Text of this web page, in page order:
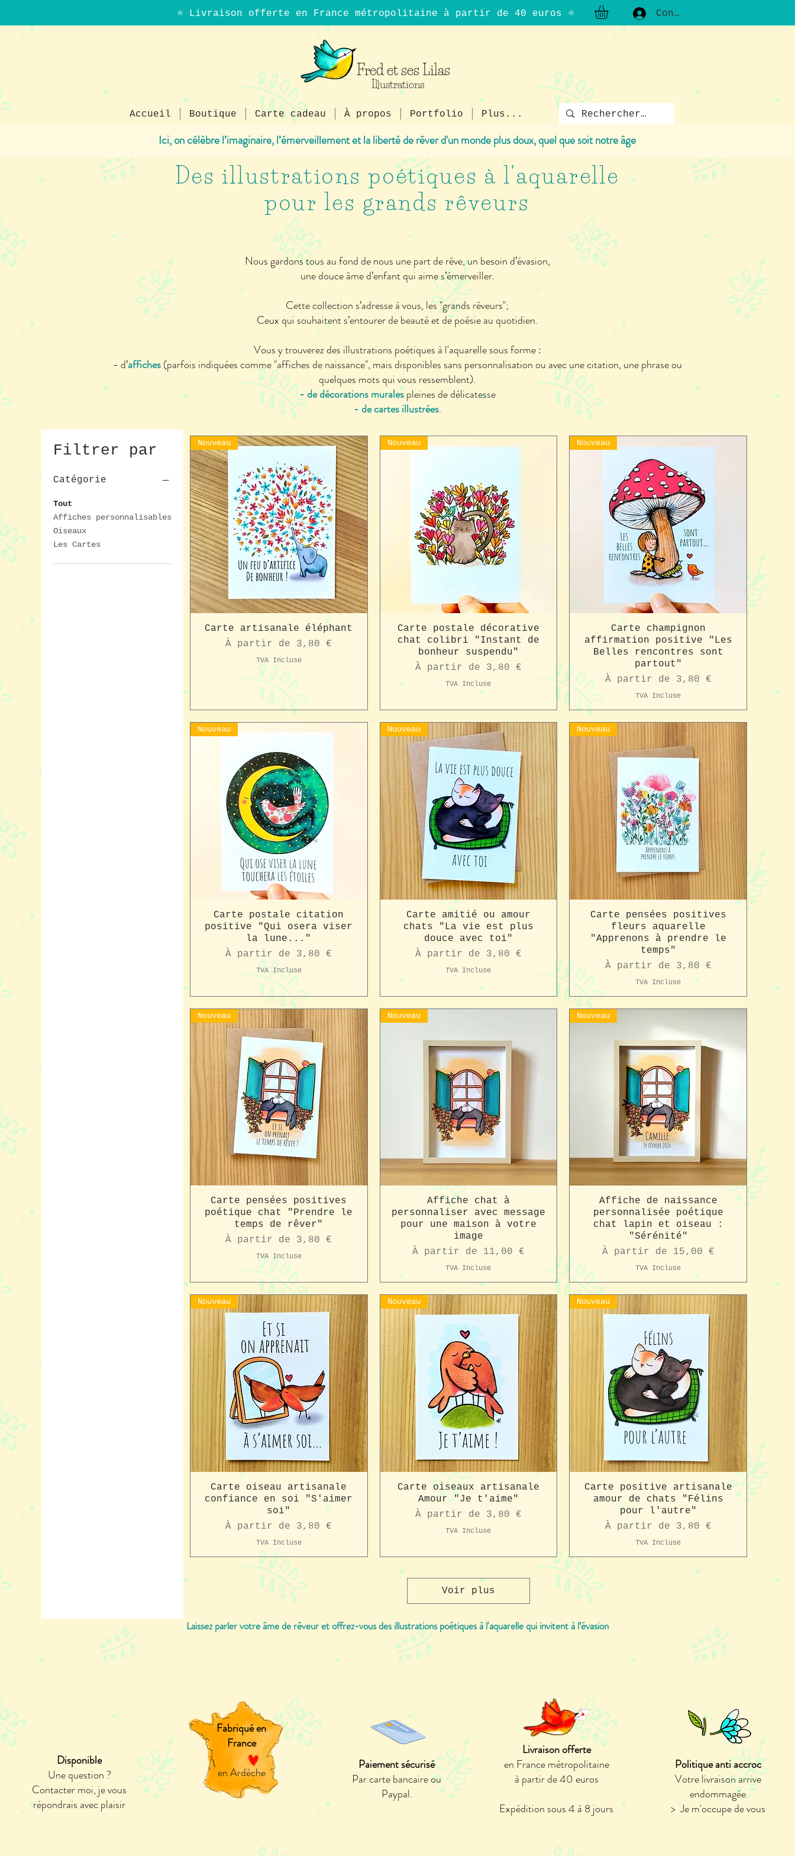
⭐ Livraison offerte en France métropolitaine à partir de 40 euros ⭐ Connexion
Fred et ses Lilas
Illustrations
Accueil Boutique Carte cadeau À propos Portfolio Plus...
Ici, on célèbre l’imaginaire, l’émerveillement et la liberté de rêver d'un monde plus doux, quel que soit notre âge
Des illustrations poétiques à l'aquarelle
pour les grands rêveurs
Nous gardons tous au fond de nous une part de rêve, un besoin d’évasion,
une douce âme d’enfant qui aime s’émerveiller.
Cette collection s’adresse à vous, les "grands rêveurs";
Ceux qui souhaitent s’entourer de beauté et de poésie au quotidien.
Vous y trouverez des illustrations poétiques à l'aquarelle sous forme :
- d’affiches(parfois indiquées comme "affiches de naissance", mais disponibles sans personnalisation ou avec une citation, une phrase ou
quelques mots qui vous ressemblent).
- de décorations muralespleines de délicatesse
- de cartes illustrées.
Filtrer par
Catégorie
Tout
Affiches personnalisables
Oiseaux
Les Cartes
Nouveau
Carte artisanale éléphant
À partir de 3,80 €
Prix promotionnel
TVA Incluse
Nouveau
Carte postale décorative
chat colibri "Instant de
bonheur suspendu"
À partir de 3,80 €
Prix promotionnel
TVA Incluse
Nouveau
Carte champignon
affirmation positive "Les
Belles rencontres sont
partout"
À partir de 3,80 €
Prix promotionnel
TVA Incluse
Nouveau
Carte postale citation
positive "Qui osera viser
la lune..."
À partir de 3,80 €
Prix promotionnel
TVA Incluse
Nouveau
Carte amitié ou amour
chats "La vie est plus
douce avec toi"
À partir de 3,80 €
Prix promotionnel
TVA Incluse
Nouveau
Carte pensées positives
fleurs aquarelle
"Apprenons à prendre le
temps"
À partir de 3,80 €
Prix promotionnel
TVA Incluse
Nouveau
Carte pensées positives
poétique chat "Prendre le
temps de rêver"
À partir de 3,80 €
Prix promotionnel
TVA Incluse
Nouveau
Affiche chat à
personnaliser avec message
pour une maison à votre
image
À partir de 11,00 €
Prix promotionnel
TVA Incluse
Nouveau
Affiche de naissance
personnalisée poétique
chat lapin et oiseau :
"Sérénité"
À partir de 15,00 €
Prix promotionnel
TVA Incluse
Nouveau
Carte oiseau artisanale
confiance en soi "S'aimer
soi"
À partir de 3,80 €
Prix promotionnel
TVA Incluse
Nouveau
Carte oiseaux artisanale
Amour "Je t'aime"
À partir de 3,80 €
Prix promotionnel
TVA Incluse
Nouveau
Carte positive artisanale
amour de chats "Félins
pour l'autre"
À partir de 3,80 €
Prix promotionnel
TVA Incluse
Voir plus
Laissez parler votre âme de rêveur et offrez-vous des illustrations poétiques à l'aquarelle qui invitent à l’évasion
Disponible
Une question ?
Contacter moi, je vous
répondrais avec plaisir
Fabriqué en
France
en Ardèche
Paiement sécurisé
Par carte bancaire ou
Paypal.
Livraison offerte
en France métropolitaine
à partir de 40 euros
Expédition sous 4 à 8 jours
Politique anti accroc
Votre livraison arrive
endommagée
> Je m'occupe de vous